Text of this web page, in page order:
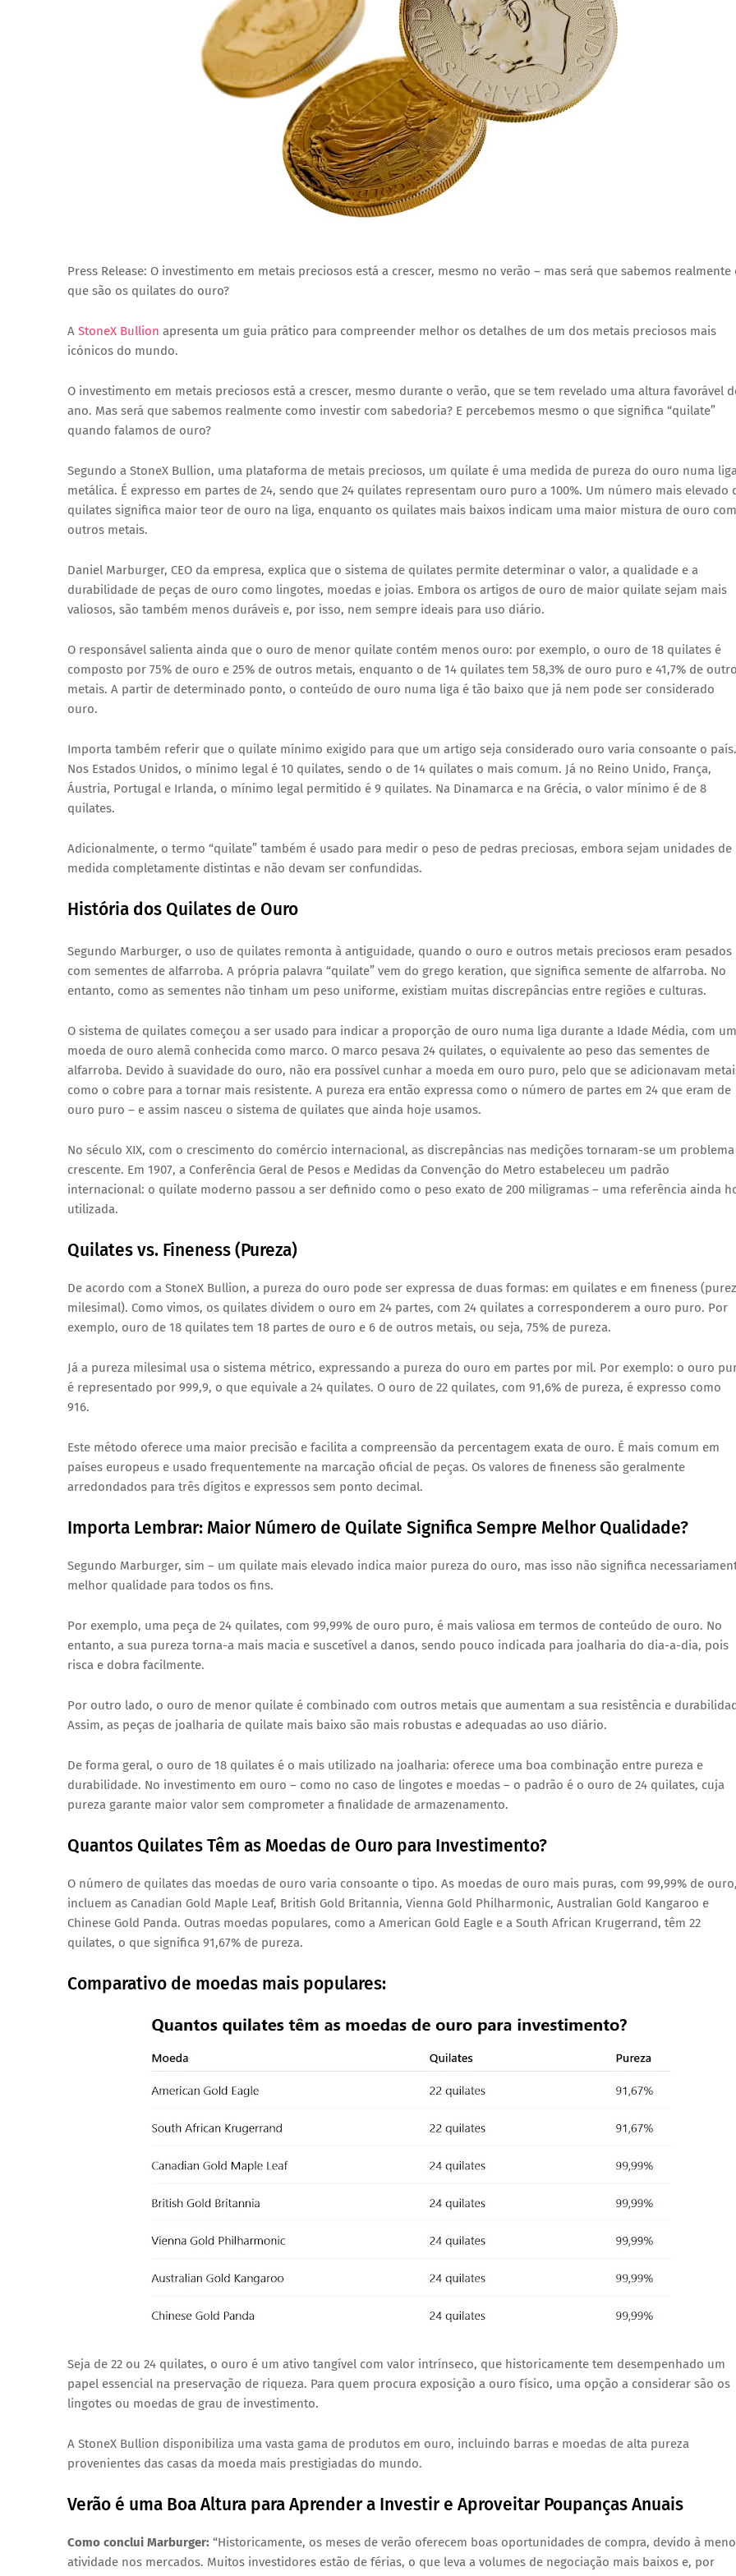
Press Release: O investimento em metais preciosos está a crescer, mesmo no verão – mas será que sabemos realmente
que são os quilates do ouro?
A StoneX Bullion apresenta um guia prático para compreender melhor os detalhes de um dos metais preciosos mais
icónicos do mundo.
O investimento em metais preciosos está a crescer, mesmo durante o verão, que se tem revelado uma altura favorável
ano. Mas será que sabemos realmente como investir com sabedoria? E percebemos mesmo o que significa “quilate”
quando falamos de ouro?
Segundo a StoneX Bullion, uma plataforma de metais preciosos, um quilate é uma medida de pureza do ouro numa
metálica. É expresso em partes de 24, sendo que 24 quilates representam ouro puro a 100%. Um número mais elevado
quilates significa maior teor de ouro na liga, enquanto os quilates mais baixos indicam uma maior mistura de ouro com
outros metais.
Daniel Marburger, CEO da empresa, explica que o sistema de quilates permite determinar o valor, a qualidade e a
durabilidade de peças de ouro como lingotes, moedas e joias. Embora os artigos de ouro de maior quilate sejam mais
valiosos, são também menos duráveis e, por isso, nem sempre ideais para uso diário.
O responsável salienta ainda que o ouro de menor quilate contém menos ouro: por exemplo, o ouro de 18 quilates é
composto por 75% de ouro e 25% de outros metais, enquanto o de 14 quilates tem 58,3% de ouro puro e 41,7% de
metais. A partir de determinado ponto, o conteúdo de ouro numa liga é tão baixo que já nem pode ser considerado
ouro.
Importa também referir que o quilate mínimo exigido para que um artigo seja considerado ouro varia consoante o país.
Nos Estados Unidos, o mínimo legal é 10 quilates, sendo o de 14 quilates o mais comum. Já no Reino Unido, França,
Áustria, Portugal e Irlanda, o mínimo legal permitido é 9 quilates. Na Dinamarca e na Grécia, o valor mínimo é de 8
quilates.
Adicionalmente, o termo “quilate” também é usado para medir o peso de pedras preciosas, embora sejam unidades de
medida completamente distintas e não devam ser confundidas.
História dos Quilates de Ouro
Segundo Marburger, o uso de quilates remonta à antiguidade, quando o ouro e outros metais preciosos eram pesados
com sementes de alfarroba. A própria palavra “quilate” vem do grego keration, que significa semente de alfarroba. No
entanto, como as sementes não tinham um peso uniforme, existiam muitas discrepâncias entre regiões e culturas.
O sistema de quilates começou a ser usado para indicar a proporção de ouro numa liga durante a Idade Média, com
moeda de ouro alemã conhecida como marco. O marco pesava 24 quilates, o equivalente ao peso das sementes de
alfarroba. Devido à suavidade do ouro, não era possível cunhar a moeda em ouro puro, pelo que se adicionavam
como o cobre para a tornar mais resistente. A pureza era então expressa como o número de partes em 24 que eram de
ouro puro – e assim nasceu o sistema de quilates que ainda hoje usamos.
No século XIX, com o crescimento do comércio internacional, as discrepâncias nas medições tornaram-se um problema
crescente. Em 1907, a Conferência Geral de Pesos e Medidas da Convenção do Metro estabeleceu um padrão
internacional: o quilate moderno passou a ser definido como o peso exato de 200 miligramas – uma referência ainda
utilizada.
Quilates vs. Fineness (Pureza)
De acordo com a StoneX Bullion, a pureza do ouro pode ser expressa de duas formas: em quilates e em fineness
milesimal). Como vimos, os quilates dividem o ouro em 24 partes, com 24 quilates a corresponderem a ouro puro. Por
exemplo, ouro de 18 quilates tem 18 partes de ouro e 6 de outros metais, ou seja, 75% de pureza.
Já a pureza milesimal usa o sistema métrico, expressando a pureza do ouro em partes por mil. Por exemplo: o ouro
é representado por 999,9, o que equivale a 24 quilates. O ouro de 22 quilates, com 91,6% de pureza, é expresso como
916.
Este método oferece uma maior precisão e facilita a compreensão da percentagem exata de ouro. É mais comum em
países europeus e usado frequentemente na marcação oficial de peças. Os valores de fineness são geralmente
arredondados para três dígitos e expressos sem ponto decimal.
Importa Lembrar: Maior Número de Quilate Significa Sempre Melhor Qualidade?
Segundo Marburger, sim – um quilate mais elevado indica maior pureza do ouro, mas isso não significa
melhor qualidade para todos os fins.
Por exemplo, uma peça de 24 quilates, com 99,99% de ouro puro, é mais valiosa em termos de conteúdo de ouro. No
entanto, a sua pureza torna-a mais macia e suscetível a danos, sendo pouco indicada para joalharia do dia-a-dia, pois
risca e dobra facilmente.
Por outro lado, o ouro de menor quilate é combinado com outros metais que aumentam a sua resistência e
Assim, as peças de joalharia de quilate mais baixo são mais robustas e adequadas ao uso diário.
De forma geral, o ouro de 18 quilates é o mais utilizado na joalharia: oferece uma boa combinação entre pureza e
durabilidade. No investimento em ouro – como no caso de lingotes e moedas – o padrão é o ouro de 24 quilates, cuja
pureza garante maior valor sem comprometer a finalidade de armazenamento.
Quantos Quilates Têm as Moedas de Ouro para Investimento?
O número de quilates das moedas de ouro varia consoante o tipo. As moedas de ouro mais puras, com 99,99% de ouro,
incluem as Canadian Gold Maple Leaf, British Gold Britannia, Vienna Gold Philharmonic, Australian Gold Kangaroo e
Chinese Gold Panda. Outras moedas populares, como a American Gold Eagle e a South African Krugerrand, têm 22
quilates, o que significa 91,67% de pureza.
Comparativo de moedas mais populares:
Seja de 22 ou 24 quilates, o ouro é um ativo tangível com valor intrínseco, que historicamente tem desempenhado um
papel essencial na preservação de riqueza. Para quem procura exposição a ouro físico, uma opção a considerar são os
lingotes ou moedas de grau de investimento.
A StoneX Bullion disponibiliza uma vasta gama de produtos em ouro, incluindo barras e moedas de alta pureza
provenientes das casas da moeda mais prestigiadas do mundo.
Verão é uma Boa Altura para Aprender a Investir e Aproveitar Poupanças Anuais
Como conclui Marburger: “Historicamente, os meses de verão oferecem boas oportunidades de compra, devido à
atividade nos mercados. Muitos investidores estão de férias, o que leva a volumes de negociação mais baixos e, por